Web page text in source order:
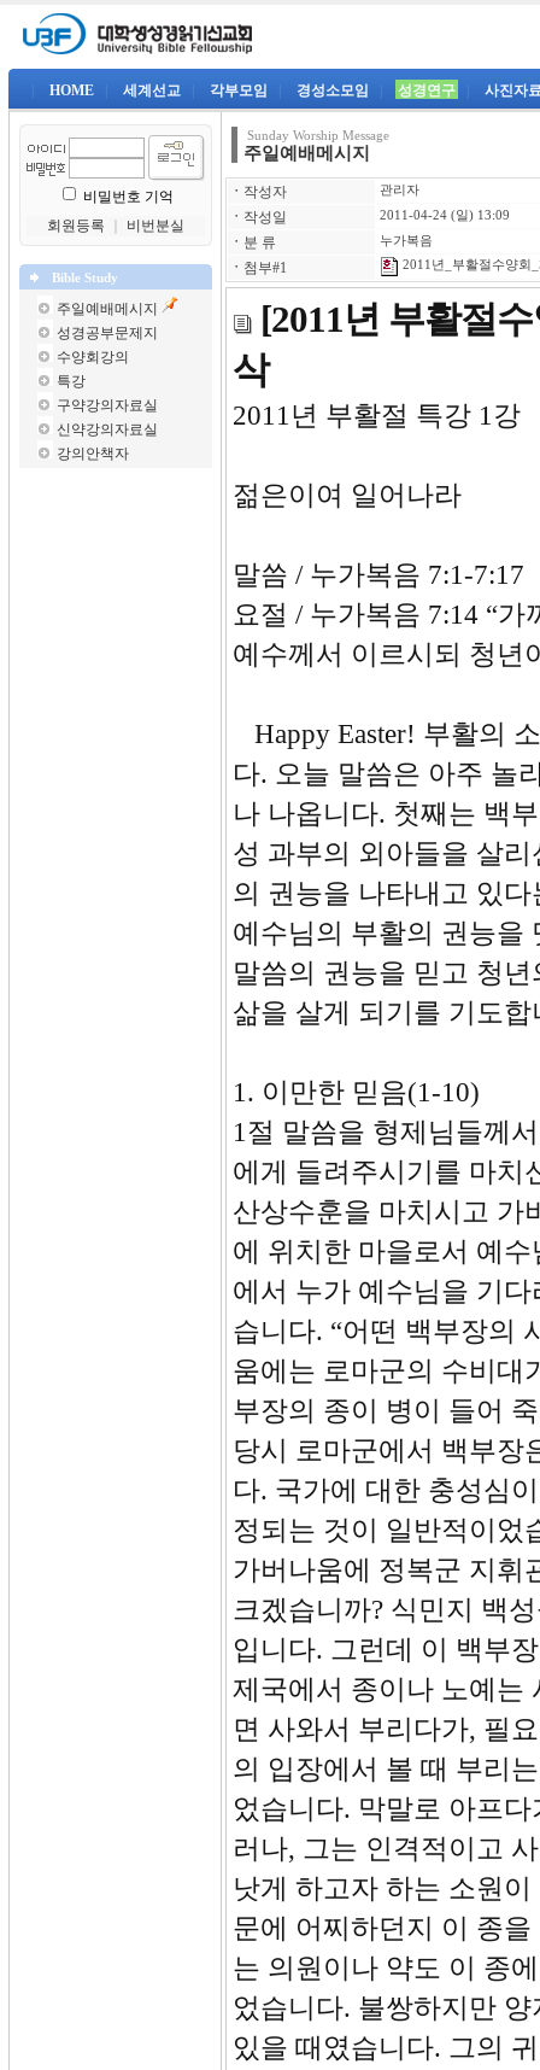
HOME 세계선교 각부모임 경성소모임 성경연구 사진자
비밀번호 기억
회원등록
비번분실
Bible Study
주일예배메시지
성경공부문제지
수양회강의
특강
구약강의자료실
신약강의자료실
강의안책자
Sunday Worship Message
주일예배메시지
ㆍ 작성자 관리자
ㆍ 작성일 2011-04-24 (일) 13:09
ㆍ 분 류 누가복음
ㆍ 첨부#1 2011년_부활절수양회
[2011년 부활절
삭
2011년 부
젊은이여 일어나라
말씀 / 누가복음 7:1-7:17
요절 / 누가복음 7:14 “
예수께서 이르시되 청년
Happy Easter! 부활의
다. 오늘 말씀은 아주 놀
나 나옵니다. 첫째는 백
성 과부의 외아들을 살
의 권능을 나타내고 있
예수님의 부활의 권능을
말씀의 권능을 믿고 청
삶을 살게 되기를 기도합
1. 이만한 믿음(1-10)
1절 말씀을 형제님들께
에게 들려주시기를 마치
산상수훈을 마치시고 가
에 위치한 마을로서 예
에서 누가 예수님을 기
습니다. “어떤 백부장의
움에는 로마군의 수비대
부장의 종이 병이 들어
당시 로마군에서 백부장
다. 국가에 대한 충성심
정되는 것이 일반적이었
가버나움에 정복군 지휘
크겠습니까? 식민지 백
입니다. 그런데 이 백부
제국에서 종이나 노예는
면 사와서 부리다가, 필
의 입장에서 볼 때 부리
었습니다. 막말로 아프
러나, 그는 인격적이고
낫게 하고자 하는 소원
문에 어찌하던지 이 종
는 의원이나 약도 이 종
었습니다. 불쌍하지만
있을 때였습니다. 그의